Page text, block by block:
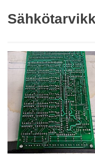
ETUSIVU
VIIMEKSI LISÄTYT
TUOTEHAKU
YHTEYSTIEDOT